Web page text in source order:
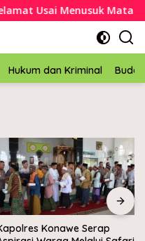
Usai Menusuk Mata
Hukum dan Kriminal
Konawe Serap